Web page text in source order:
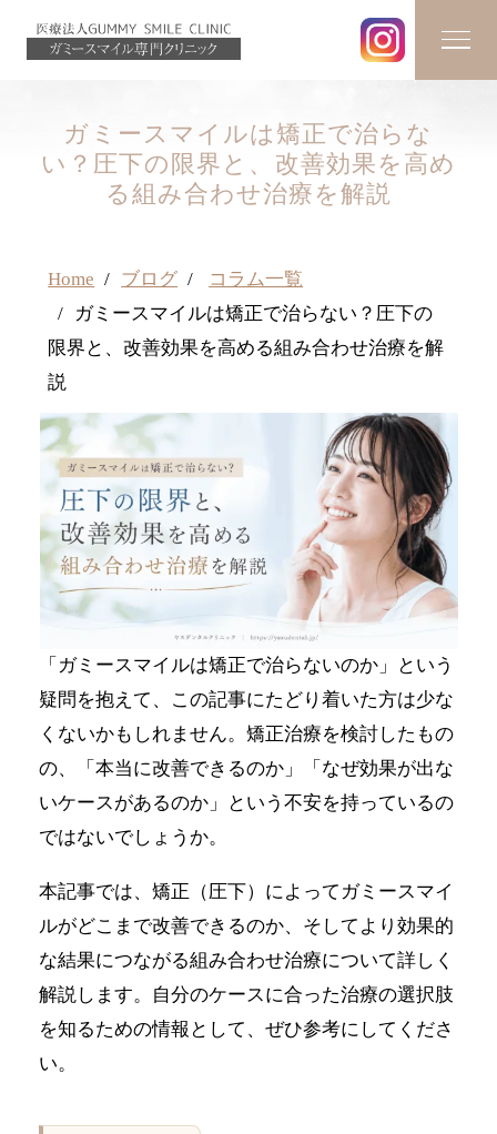
ガミースマイルは矯正で治らな
い？圧下の限界と、改善効果を高め
る組み合わせ治療を解説
Home ブログ
コラム一覧
ガミースマイルは矯正で治らない？圧下の
限界と、改善効果を高める組み合わせ治療を解
説
「ガミースマイルは矯正で治らないのか」という
疑問を抱えて、この記事にたどり着いた方は少な
くないかもしれません。矯正治療を検討したもの
の、「本当に改善できるのか」「なぜ効果が出な
いケースがあるのか」という不安を持っているの
ではないでしょうか。
本記事では、矯正（圧下）によってガミースマイ
ルがどこまで改善できるのか、そしてより効果的
な結果につながる組み合わせ治療について詳しく
解説します。自分のケースに合った治療の選択肢
を知るための情報として、ぜひ参考にしてくださ
い。